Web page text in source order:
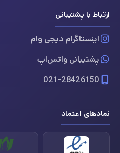
ارتباط با پشتیبانی
اینستاگرام دیجی وام
پشتیبانی واتس‌اپ
021-28426150
نمادهای اعتماد